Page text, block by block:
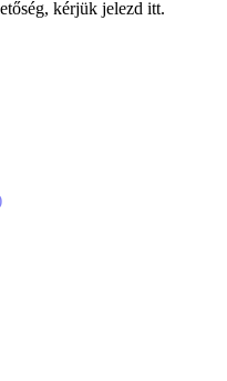
kérjük jelezd itt.